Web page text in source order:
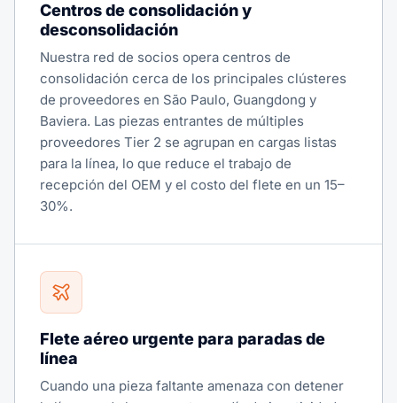
Centros de consolidación y
desconsolidación
Nuestra red de socios opera centros de
consolidación cerca de los principales clústeres
de proveedores en São Paulo, Guangdong y
Baviera. Las piezas entrantes de múltiples
proveedores Tier 2 se agrupan en cargas listas
para la línea, lo que reduce el trabajo de
recepción del OEM y el costo del flete en un 15–
30%.
Flete aéreo urgente para paradas de
línea
Cuando una pieza faltante amenaza con detener